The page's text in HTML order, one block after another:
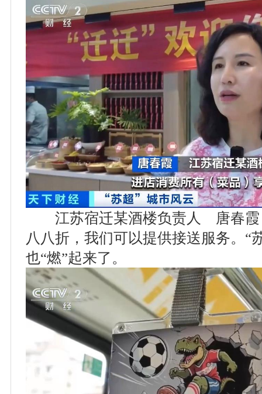
江苏宿迁某酒楼负责人 唐春霞
八八折，我们可以提供接送服务。“
也“燃”起来了。